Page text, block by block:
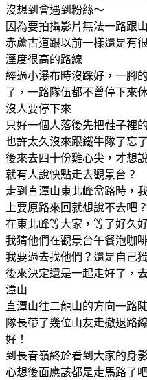
沒想到會遇到粉絲～
因為要拍攝影片無法一路跟
赤蘆古道跟以前一樣還是有
溼度很高的路線
經過小瀑布時沒踩好，一腳
了，一路隊伍都不曾停下來
沒人要停下來
只好一個人落後先把鞋子裡
也許太久沒來跟鐵牛隊了忘
後來去四十份雞心尖，才想
就有人說快點走去觀景台？
走到直潭山東北峰岔路時，
上要原路來回就想說不去吧？
在東北峰等大家，等了好久
我猜他們在觀景台午餐泡咖
我要過去找他們？還是自己
後來決定還是一起走好了，
潭山
直潭山往二龍山的方向一路
隊長帶了幾位山友走撤退路
好！
到長春嶺終於看到大家的身
心想後面應該都是走馬路了